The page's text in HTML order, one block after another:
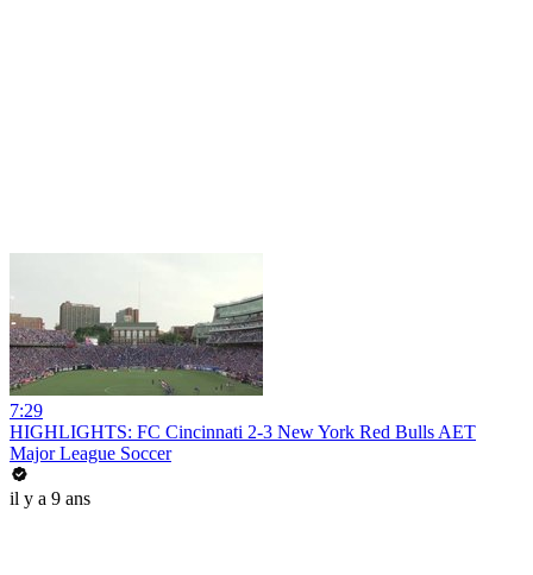
7:29
HIGHLIGHTS: FC Cincinnati 2-3 New York Red Bulls AET
Major League Soccer
il y a 9 ans